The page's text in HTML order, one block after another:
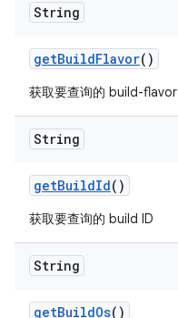
String
getBuildFlavor()
获取要查询的 build-flavor
String
getBuildId()
获取要查询的 build ID
String
getBuildOs()